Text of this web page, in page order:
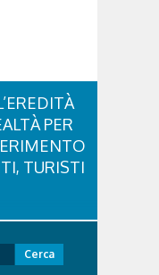
PER
TURISTI
-
che durante i